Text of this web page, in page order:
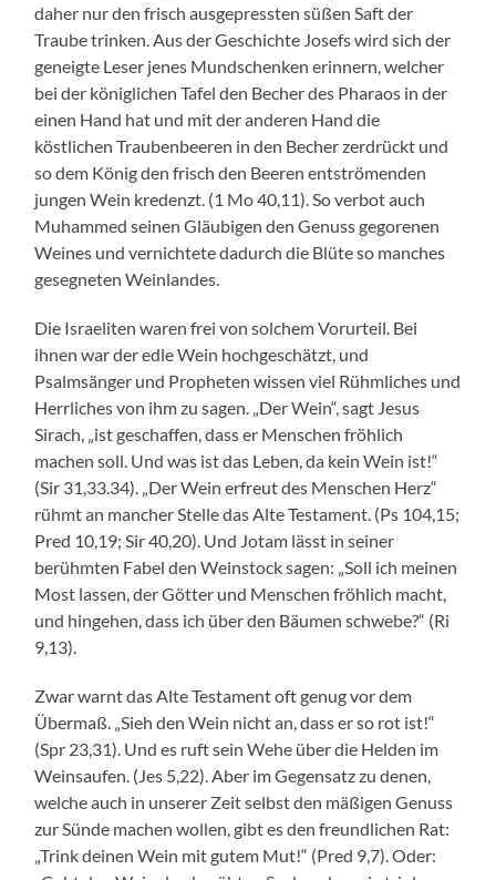
daher nur den frisch ausgepressten süßen Saft der
Traube trinken. Aus der Geschichte Josefs wird sich der
geneigte Leser jenes Mundschenken erinnern, welcher
bei der königlichen Tafel den Becher des Pharaos in der
einen Hand hat und mit der anderen Hand die
köstlichen Traubenbeeren in den Becher zerdrückt und
so dem König den frisch den Beeren entströmenden
jungen Wein kredenzt. (1 Mo 40,11). So verbot auch
Muhammed seinen Gläubigen den Genuss gegorenen
Weines und vernichtete dadurch die Blüte so manches
gesegneten Weinlandes.
Die Israeliten waren frei von solchem Vorurteil. Bei
ihnen war der edle Wein hochgeschätzt, und
Psalmsänger und Propheten wissen viel Rühmliches und
Herrliches von ihm zu sagen. „Der Wein“, sagt Jesus
Sirach, „ist geschaffen, dass er Menschen fröhlich
machen soll. Und was ist das Leben, da kein Wein ist!“
(Sir 31,33.34). „Der Wein erfreut des Menschen Herz“
rühmt an mancher Stelle das Alte Testament. (Ps 104,15;
Pred 10,19; Sir 40,20). Und Jotam lässt in seiner
berühmten Fabel den Weinstock sagen: „Soll ich meinen
Most lassen, der Götter und Menschen fröhlich macht,
und hingehen, dass ich über den Bäumen schwebe?“ (Ri
9,13).
Zwar warnt das Alte Testament oft genug vor dem
Übermaß. „Sieh den Wein nicht an, dass er so rot ist!“
(Spr 23,31). Und es ruft sein Wehe über die Helden im
Weinsaufen. (Jes 5,22). Aber im Gegensatz zu denen,
welche auch in unserer Zeit selbst den mäßigen Genuss
zur Sünde machen wollen, gibt es den freundlichen Rat:
„Trink deinen Wein mit gutem Mut!“ (Pred 9,7). Oder: